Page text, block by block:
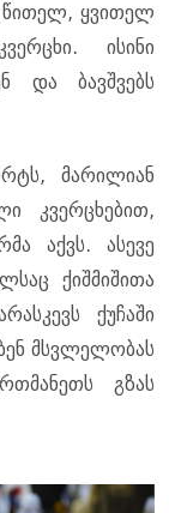
წითელ, ყვითელ
ისინი
და ბავშვებს
მარილიან
კვერცხებით,
აქვს. ასევე
ქიშმიშითა
ქუჩაში
მსვლელობას
გზას